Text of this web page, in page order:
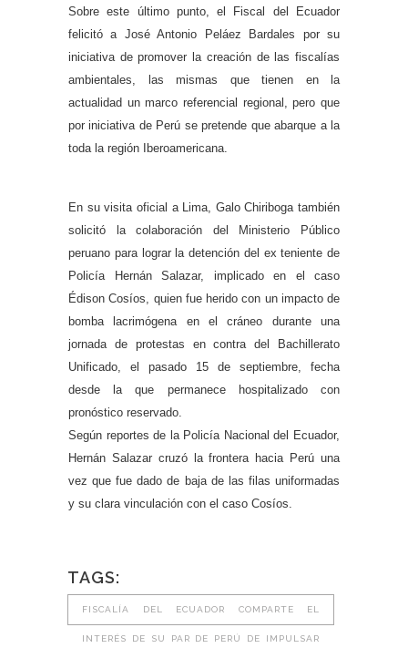
Sobre este último punto, el Fiscal del Ecuador
felicitó a José Antonio Peláez Bardales por su
iniciativa de promover la creación de las fiscalías
ambientales, las mismas que tienen en la
actualidad un marco referencial regional, pero que
por iniciativa de Perú se pretende que abarque a la
toda la región Iberoamericana.
En su visita oficial a Lima, Galo Chiriboga también
solicitó la colaboración del Ministerio Público
peruano para lograr la detención del ex teniente de
Policía Hernán Salazar, implicado en el caso
Édison Cosíos, quien fue herido con un impacto de
bomba lacrimógena en el cráneo durante una
jornada de protestas en contra del Bachillerato
Unificado, el pasado 15 de septiembre, fecha
desde la que permanece hospitalizado con
pronóstico reservado.
Según reportes de la Policía Nacional del Ecuador,
Hernán Salazar cruzó la frontera hacia Perú una
vez que fue dado de baja de las filas uniformadas
y su clara vinculación con el caso Cosíos.
TAGS:
FISCALÍA DEL ECUADOR COMPARTE EL
INTERÉS DE SU PAR DE PERÚ DE IMPULSAR